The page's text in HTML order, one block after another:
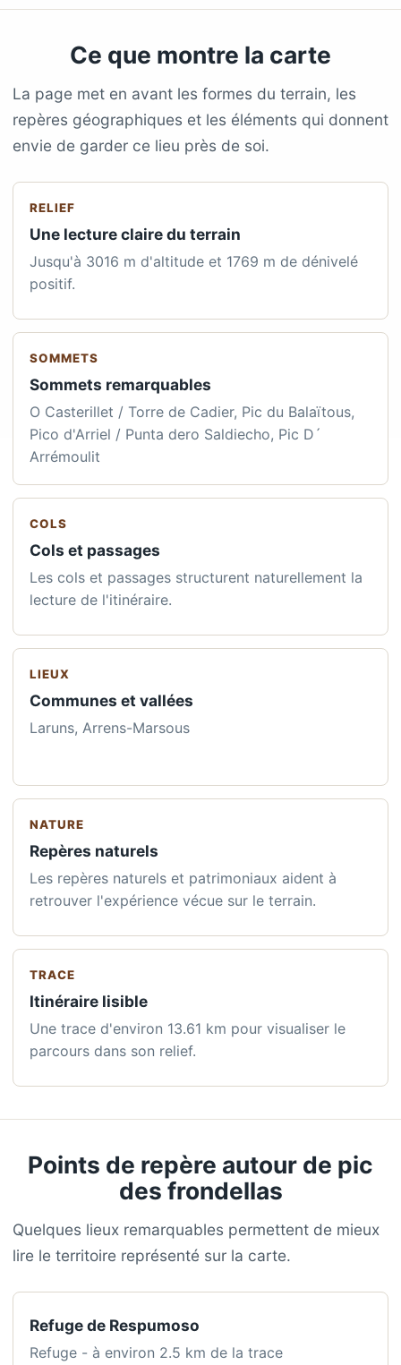
Ce que montre la carte
La page met en avant les formes du terrain, les
repères géographiques et les éléments qui donnent
envie de garder ce lieu près de soi.
RELIEF
Une lecture claire du terrain
Jusqu'à 3016 m d'altitude et 1769 m de dénivelé
positif.
SOMMETS
Sommets remarquables
O Casterillet / Torre de Cadier, Pic du Balaïtous,
Pico d'Arriel / Punta dero Saldiecho, Pic D´
Arrémoulit
COLS
Cols et passages
Les cols et passages structurent naturellement la
lecture de l'itinéraire.
LIEUX
Communes et vallées
Laruns, Arrens-Marsous
NATURE
Repères naturels
Les repères naturels et patrimoniaux aident à
retrouver l'expérience vécue sur le terrain.
TRACE
Itinéraire lisible
Une trace d'environ 13.61 km pour visualiser le
parcours dans son relief.
Points de repère autour de pic
des frondellas
Quelques lieux remarquables permettent de mieux
lire le territoire représenté sur la carte.
Refuge de Respumoso
Refuge - à environ 2.5 km de la trace